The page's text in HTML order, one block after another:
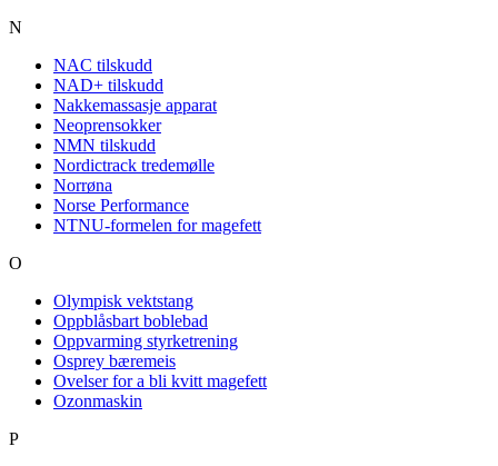
N
NAC tilskudd
NAD+ tilskudd
Nakkemassasje apparat
Neoprensokker
NMN tilskudd
Nordictrack tredemølle
Norrøna
Norse Performance
NTNU-formelen for magefett
O
Olympisk vektstang
Oppblåsbart boblebad
Oppvarming styrketrening
Osprey bæremeis
Ovelser for a bli kvitt magefett
Ozonmaskin
P